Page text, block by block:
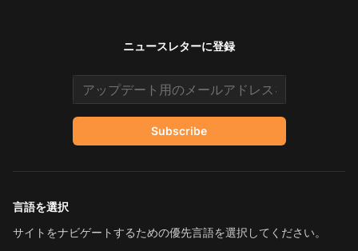
ニュースレターに登録
Email address
Subscribe
言語を選択
サイトをナビゲートするための優先言語を選択してください。